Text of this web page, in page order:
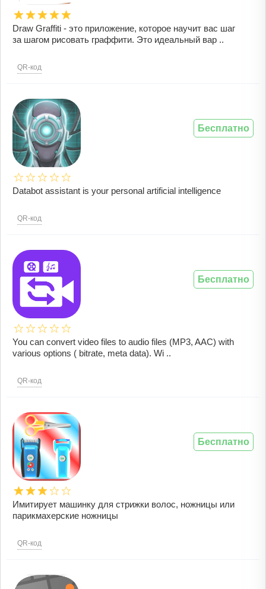
Draw Graffiti - это приложение, которое научит вас шаг
за шагом рисовать граффити. Это идеальный вар ..
QR-код
Databot assistant is your personal artificial intelligence
QR-код
Бесплатно
You can convert video files to audio files (MP3, AAC) with
various options ( bitrate, meta data). Wi ..
QR-код
Бесплатно
Имитирует машинку для стрижки волос, ножницы или
парикмахерские ножницы
QR-код
Бесплатно